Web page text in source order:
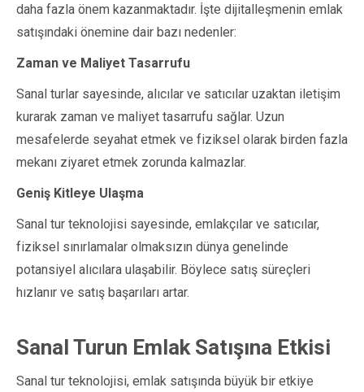
daha fazla önem kazanmaktadır. İşte dijitalleşmenin emlak
satışındaki önemine dair bazı nedenler:
Zaman ve Maliyet Tasarrufu
Sanal turlar sayesinde, alıcılar ve satıcılar uzaktan iletişim
kurarak zaman ve maliyet tasarrufu sağlar. Uzun
mesafelerde seyahat etmek ve fiziksel olarak birden fazla
mekanı ziyaret etmek zorunda kalmazlar.
Geniş Kitleye Ulaşma
Sanal tur teknolojisi sayesinde, emlakçılar ve satıcılar,
fiziksel sınırlamalar olmaksızın dünya genelinde
potansiyel alıcılara ulaşabilir. Böylece satış süreçleri
hızlanır ve satış başarıları artar.
Sanal Turun Emlak Satışına Etkisi
Sanal tur teknolojisi, emlak satışında büyük bir etkiye